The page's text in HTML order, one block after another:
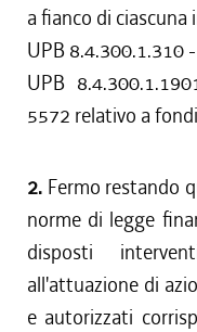
a fianco di ciascuna
UPB 8.4.300.1.310
UPB
5572 relativo a
2. Fermo restando
norme di legge
disposti
all'attuazione di
e autorizzati